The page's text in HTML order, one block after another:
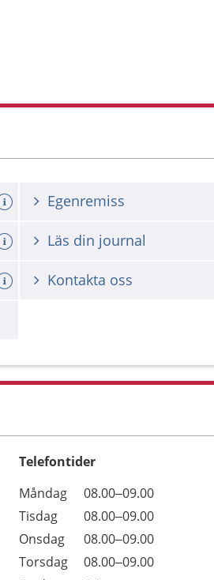
Egenremiss
Läs din journal
Kontakta oss
Telefontider
Dag
Öppettider
Kommentarer
Måndag
08.00–09.00
Tisdag
08.00–09.00
Onsdag
08.00–09.00
Torsdag
08.00–09.00